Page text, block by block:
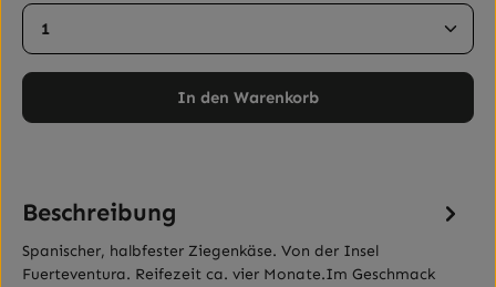
Produkt Anzahl: Gib den gewünschten Wert ein
In den Warenkorb
Beschreibung
Spanischer, halbfester Ziegenkäse. Von der Insel
Fuerteventura. Reifezeit ca. vier Monate.Im Geschmack